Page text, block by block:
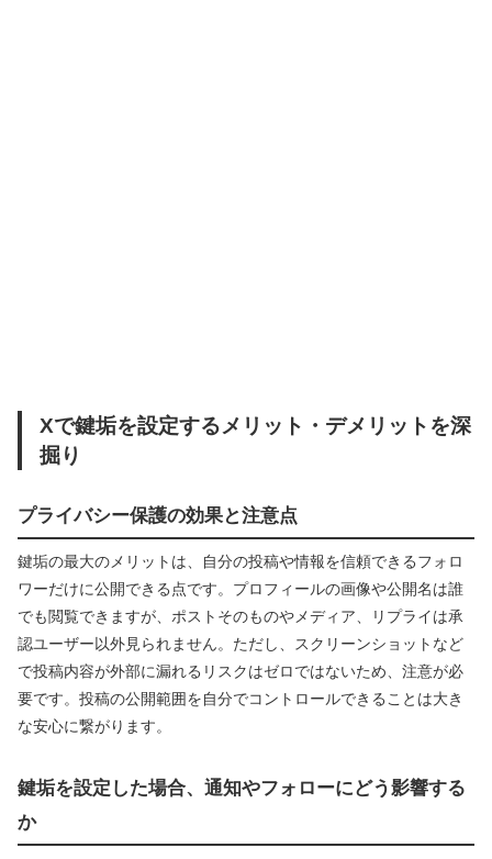
Xで鍵垢を設定するメリット・デメリットを深
掘り
プライバシー保護の効果と注意点
鍵垢の最大のメリットは、自分の投稿や情報を信頼できるフォロ
ワーだけに公開できる点です。プロフィールの画像や公開名は誰
でも閲覧できますが、ポストそのものやメディア、リプライは承
認ユーザー以外見られません。ただし、スクリーンショットなど
で投稿内容が外部に漏れるリスクはゼロではないため、注意が必
要です。投稿の公開範囲を自分でコントロールできることは大き
な安心に繋がります。
鍵垢を設定した場合、通知やフォローにどう影響する
か